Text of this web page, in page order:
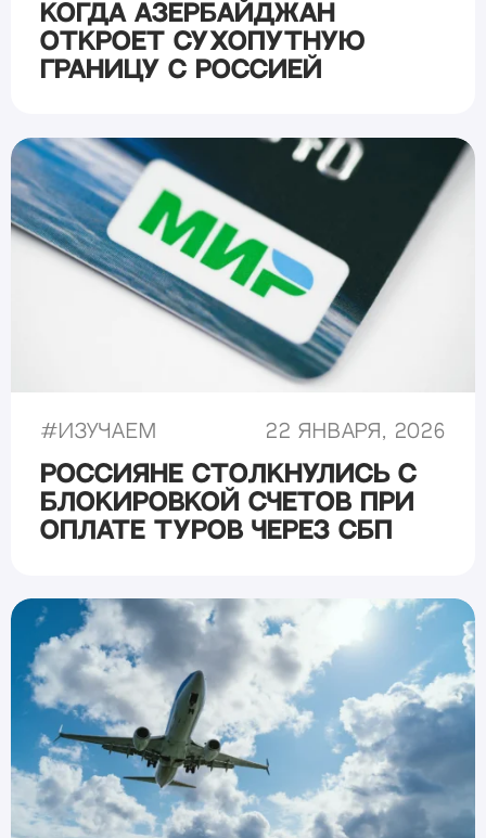
Когда Азербайджан
откроет сухопутную
границу с Россией
#Изучаем 22 января, 2026
Россияне столкнулись с
блокировкой счетов при
оплате туров через СБП